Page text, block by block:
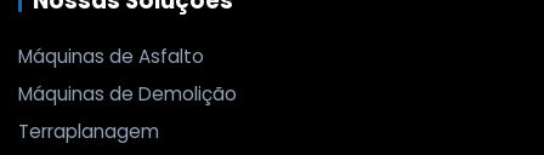
Máquinas de Asfalto
Máquinas de Demolição
Terraplanagem